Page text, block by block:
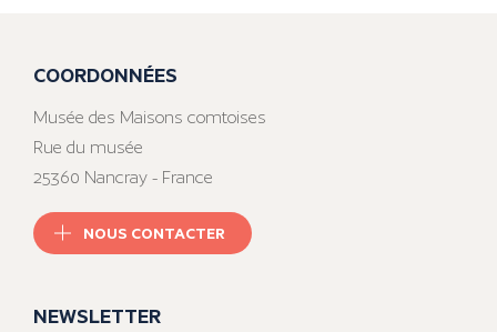
COORDONNÉES
Musée des Maisons comtoises
Rue du musée
25360 Nancray - France
NOUS CONTACTER
NEWSLETTER